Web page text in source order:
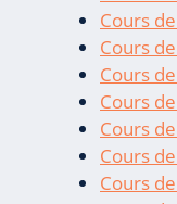
Cours
Cours
Cours
Cours
Cours
Cours
Cours